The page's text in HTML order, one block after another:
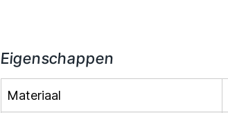
Eigenschappen
Materiaal